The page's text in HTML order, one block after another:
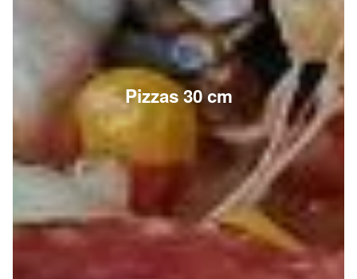
Pizzas 30 cm